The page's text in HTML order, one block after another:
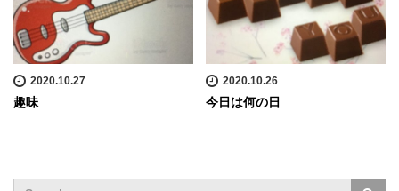
2020.10.27
趣味
2020.10.26
今日は何の日